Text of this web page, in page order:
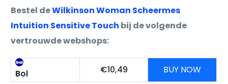
Bestel deWilkinson Woman Scheermes
Intuition Sensitive Touch bij de volgende
vertrouwde webshops:
Bol €10,49 BUY NOW